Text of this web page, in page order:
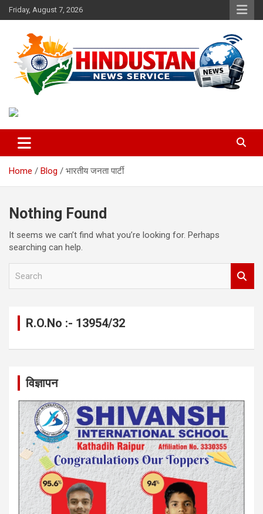
Skip
to
Friday, August 7, 2026
Hindustan News Service
Home Blog भारतीय जनता पार्टी
Nothing Found
It seems we can’t find what you’re looking for. Perhaps
searching can help.
R.O.No :- 13954/32
विज्ञापन